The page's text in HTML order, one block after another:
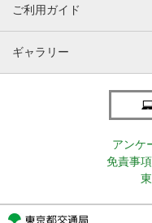
ご利用ガイド
ギャラリー
アンケ
免責事項